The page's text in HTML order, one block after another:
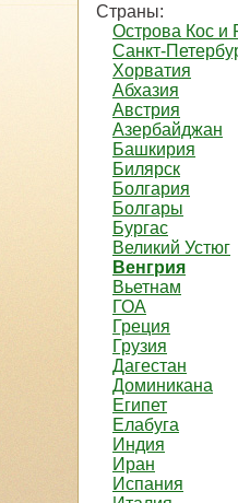
Страны:
Острова Кос и
Санкт-
Хорватия
Абхазия
Австрия
Азербайджан
Башкирия
Билярск
Болгария
Болгары
Бургас
Великий Устюг
Венгрия
Вьетнам
ГОА
Греция
Грузия
Дагестан
Доминикана
Египет
Елабуга
Индия
Иран
Испания